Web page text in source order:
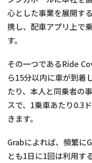
心とした事業を展開す
携し、配車アプリ上で
す。
その一つであるRide
ら15分以内に車が到着
たり、本人と同乗者の
スで、1乗車あたり0.3
きます。
Grabによれば、頻繁に
とも1日に1回は利用す